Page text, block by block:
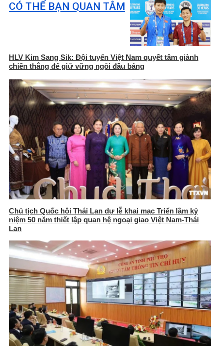
CÓ THỂ BẠN QUAN TÂM
HLV Kim Sang Sik: Đội tuyển Việt Nam quyết tâm giành
chiến thắng để giữ vững ngôi đầu bảng
Chủ tịch Quốc hội Thái Lan dự lễ khai mạc Triển lãm kỷ
niệm 50 năm thiết lập quan hệ ngoại giao Việt Nam-Thái
Lan